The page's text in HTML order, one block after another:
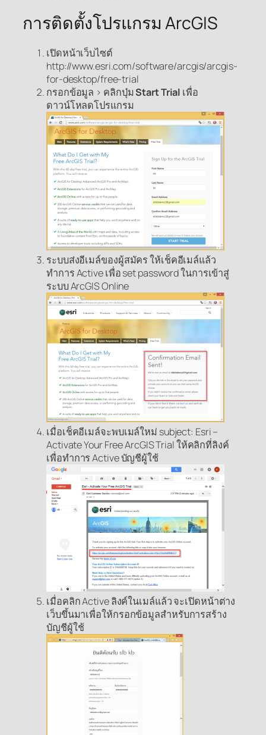
การติดตั้งโปรแกรม ArcGIS
เปิดหน้าเว็บไซต์
http://www.esri.com/software/arcgis/arcgis-
for-desktop/free-trial
กรอกข้อมูล > คลิกปุ่มStart Trial เพื่อ
ดาวน์โหลดโปรแกรม
ระบบส่งอีเมล์ของผู้สมัคร ให้เช็คอีเมล์แล้ว
ทำการ Active เพื่อ set password ในการเข้าสู่
ระบบ ArcGIS Online
เมื่อเช็คอีเมล์จะพบเมล์ใหม่ subject: Esri –
Activate Your Free ArcGIS Trial ให้คลิกที่ลิงค์
เพื่อทำการ Active บัญชีผู้ใช้
เมื่อคลิก Active ลิงค์ในเมล์แล้ว จะเปิดหน้าต่าง
เว็บขึ้นมาเพื่อให้กรอกข้อมูลสำหรับการสร้าง
บัญชีผู้ใช้